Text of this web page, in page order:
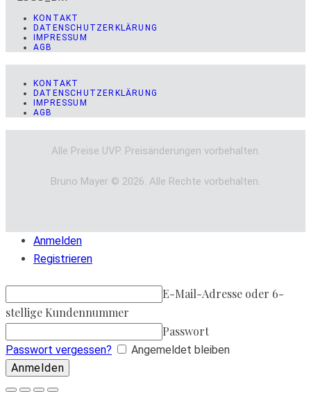
KONTAKT
DATENSCHUTZERKLÄRUNG
IMPRESSUM
AGB
KONTAKT
DATENSCHUTZERKLÄRUNG
IMPRESSUM
AGB
Alle Preise UVP. Preisänderungen vorbehalten.
Bruno Mayer © 2026. Alle Rechte vorbehalten.
Anmelden
Registrieren
E-Mail-Adresse oder 6-
stellige Kundennummer
Passwort
Passwort vergessen? Angemeldet bleiben